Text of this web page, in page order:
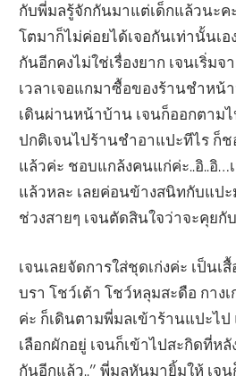
กับพี่มลรู้จักกันมาแต่เด็กแล้วนะค
โตมาก็ไม่ค่อยได้เจอกันเท่านั้นเ
กันอีกคงไม่ใช่เรื่องยาก เจนเริ่ม
เวลาเจอแกมาซื้อของร้านชำหน้
เดินผ่านหน้าบ้าน เจนก็ออกตาม
ปกติเจนไปร้านชำอาแปะทีไร ก็
แล้วค่ะ ชอบแกล้งคนแก่ค่ะ..อิ..อิ…
แล้วหละ เลยค่อนข้างสนิทกับแป
ช่วงสายๆ เจนตัดสินใจว่าจะคุยกั
เจนเลยจัดการใส่ชุดเก่งค่ะ เป็น
บรา โชว์เต้า โชว์หลุมสะดือ กางเ
ค่ะ ก็เดินตามพี่มลเข้าร้านแปะไป
เลือกผักอยู่ เจนก็เข้าไปสะกิดที่หลั
กันอีกแล้ว..” พี่มลหันมายิ้มให้ เจ